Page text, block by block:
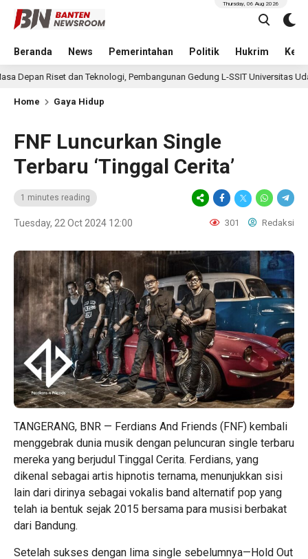
Beranda News Pemerintahan Politik Hukrim
Thursday, 06 Aug 2026
dan Teknologi, Pembangunan Gedung L-SSIT Universitas Udayana Capai
Home Gaya Hidup
FNF Luncurkan Single
Terbaru ‘Tinggal Cerita’
1 minutes reading
Tuesday, 22 Oct 2024 12:00 301 Redaksi
TANGERANG, BNR — Ferdians And Friends (FNF) kembali
menggebrak dunia musik dengan peluncuran single terbaru
mereka yang berjudul Tinggal Cerita. Ferdians, yang
dikenal sebagai artis hipnotis ternama, menunjukkan sisi
lain dari dirinya sebagai vokalis band alternatif pop yang
telah ia bentuk sejak 2015 bersama para musisi berbakat
dari Bandung.
Setelah sukses dengan lima single sebelumnya—Hold Out